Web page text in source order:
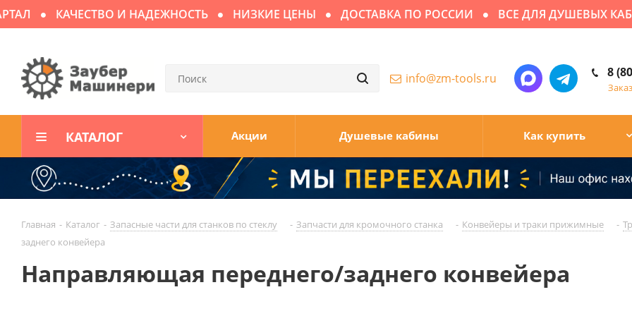
КАЧЕСТВО И НАДЕЖНОСТЬ НИЗКИЕ ЦЕНЫ ДОСТАВКА ПО РОССИИ ВСЕ ДЛЯ ДУШЕВЫХ
8
info@zm-tools.ru
КАТАЛОГ Акции Душевые кабины Как купить
Главная - Каталог - Запасные части для cтaнков по стеклу - Запчасти для кромочного станка - Конвейеры и траки прижимные -
заднего конвейера
Направляющая переднего/заднего конвейера